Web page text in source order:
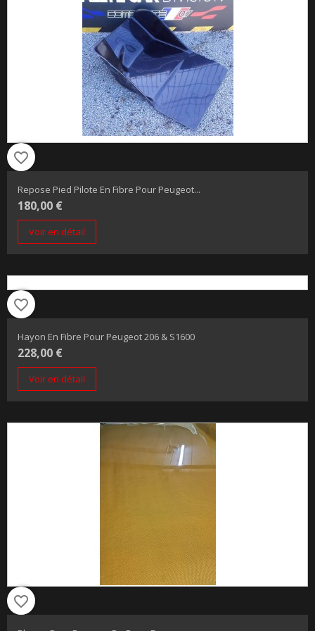
favorite_border
Repose Pied Pilote En Fibre Pour Peugeot...
180,00 €
Voir en détail
favorite_border
Hayon En Fibre Pour Peugeot 206 & S1600
228,00 €
Voir en détail
favorite_border